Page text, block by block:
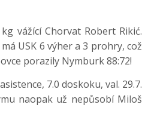
vážící Chorvat Robert Rikić.
USK 6 výher a 3 prohry, což
porazily Nymburk 88:72!
7.0 doskoku, val. 29.7.
naopak už nepůsobí Miloš